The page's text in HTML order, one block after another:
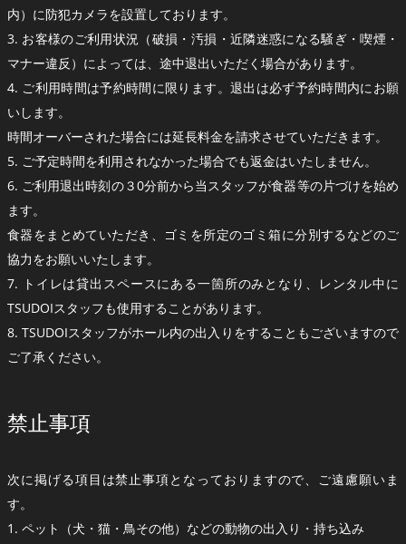
内）に防犯カメラを設置しております。
3. お客様のご利用状況（破損・汚損・近隣迷惑になる騒ぎ・喫煙・
マナー違反）によっては、途中退出いただく場合があります。
4. ご利用時間は予約時間に限ります。退出は必ず予約時間内にお願
いします。
時間オーバーされた場合には延長料金を請求させていただきます。
5. ご予定時間を利用されなかった場合でも返金はいたしません。
6. ご利用退出時刻の３0分前から当スタッフが食器等の片づけを始め
ます。
食器をまとめていただき、ゴミを所定のゴミ箱に分別するなどのご
協力をお願いいたします。
7. トイレは貸出スペースにある一箇所のみとなり、レンタル中に
TSUDOIスタッフも使用することがあります。
8. TSUDOIスタッフがホール内の出入りをすることもございますので
ご了承ください。
禁止事項
次に掲げる項目は禁止事項となっておりますので、ご遠慮願いま
す。
1. ペット（犬・猫・鳥その他）などの動物の出入り・持ち込み